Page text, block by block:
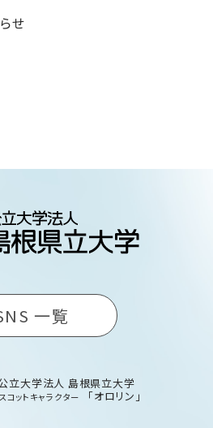
せ
一覧
立大学法人 島根県立大学
コットキャラクター 「オロリン」